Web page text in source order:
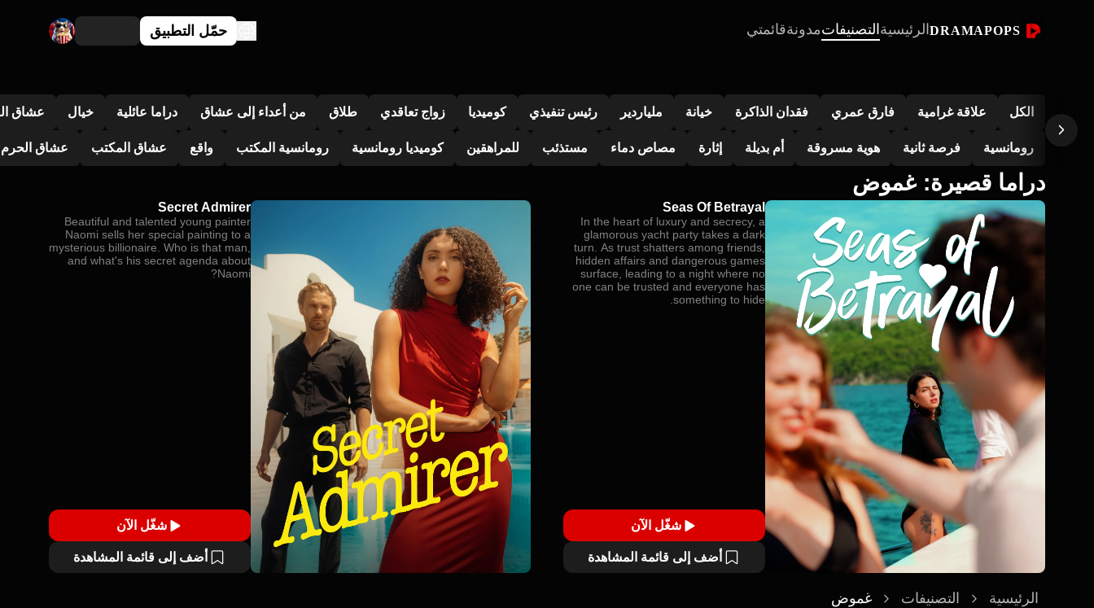
DRAMAPOPSالرئيسيةالتصنيفاتمدونةقائمتي حمّل التطبيق
الكل علاقة غرامية فارق عمري فقدان الذاكرة خيانة ملياردير رئيس تنفيذي كوميديا زواج تعاقدي طلاق من أعداء إلى عشاق دراما عائلية خيال عشاق
رومانسية فرصة ثانية هوية مسروقة أم بديلة إثارة مصاص دماء مستذئب للمراهقين كوميديا رومانسية رومانسية المكتب واقع عشاق المكتب عشاق الحرم
دراما قصيرة: غموض
Seas Of Betrayal
In the heart of luxury and secrecy, a
glamorous yacht party takes a dark
turn. As trust shatters among friends,
hidden affairs and dangerous games
surface, leading to a night where no
one can be trusted and everyone has
something to hide.
شغّل الآن
أضف إلى قائمة المشاهدة
Secret Admirer
Beautiful and talented young painter
Naomi sells her special painting to a
mysterious billionaire. Who is that man,
and what's his secret agenda about
Naomi?
شغّل الآن
أضف إلى قائمة المشاهدة
الرئيسية التصنيفات غموض